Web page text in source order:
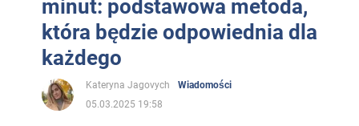
minut: podstawowa metoda,
która będzie odpowiednia dla
każdego
Kateryna Jagovych
Wiadomości
05.03.2025 19:58